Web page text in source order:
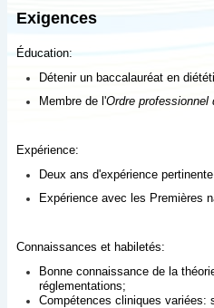
Exigences
Éducation:
Détenir un baccalauréat en
Membre de l'Ordre
Expérience:
Deux ans d'expérience
Expérience avec les Premières
Connaissances et habiletés:
Bonne connaissance de la
réglementations;
Compétences cliniques variées: